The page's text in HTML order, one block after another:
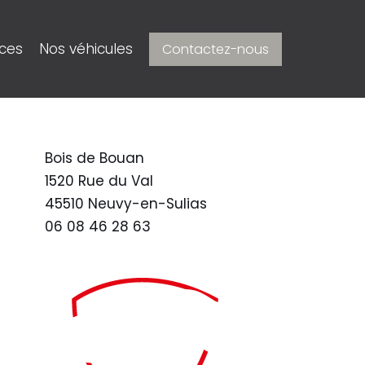
Nos véhicules Contactez-nous
Bois de Bouan
1520 Rue du Val
45510 Neuvy-en-Sulias
06 08 46 28 63